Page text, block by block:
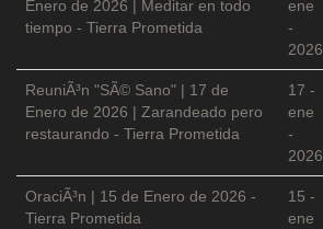
Enero de 2026 | Meditar en todo
tiempo - Tierra Prometida
ene
-
2026
ReuniÃ³n "SÃ© Sano" | 17 de
Enero de 2026 | Zarandeado pero
restaurando - Tierra Prometida
17 -
ene
-
2026
OraciÃ³n | 15 de Enero de 2026 -
Tierra Prometida
15 -
ene